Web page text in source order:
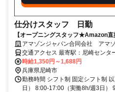
仕分けスタッフ 日勤
【オープニングスタッフ★Amazon
髪型・髪色自由＊未経験OK！長期で
アマゾンジャパン合同会社 アマ
ー
交通アクセス 最寄駅：尼崎センタープール前駅
ャトルバス約30分 阪急「西宮北口
JR「三ノ宮駅」よりシャトルバ
自転車通勤可 ※自動車通勤可 ※バ
時給1,350円～1,688円
兵庫県尼崎市
勤務時間 シフト制 固定シフト制
日） 8:00-17:00（実働8h/週3日）